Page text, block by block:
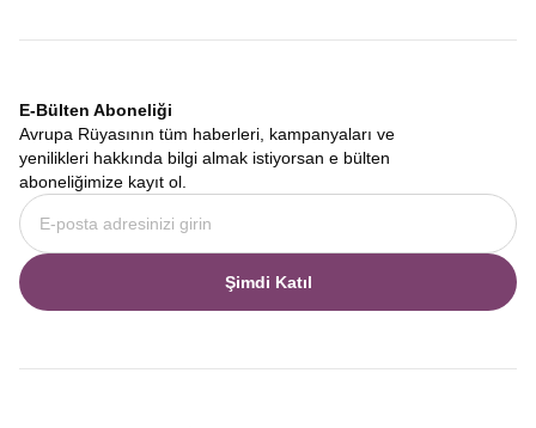
7 Gün İsviçre Almanya Turu
Zamanı kısıtlı olan ancak görmek istediği yerlerden taviz vermek
istemeyenler için hazırladığımız 7 Gün İsviçre Almanya Turu
optimum süre ve maksimum verim ilkesiyle planlanmıştır. Bir
hafta gibi kısa bir sürede, hem İsviçre’nin en önemli zirvelerini ve
göllerini hem de Almanya’nın en ünlü kasabalarını ve şatolarını
görebilmeniz için lojistik detaylar en ince ayrıntısına kadar
düşünülmüştür. Her sabah yeni bir ülkede veya şehirde
uyanmanın heyecanını yaşarken, yorucu olmayan bir tempoyla
bölgenin tadını çıkarmanız sağlanır.
E-Bülten Aboneliği
Avrupa Rüyasının tüm haberleri, kampanyaları ve
yenilikleri hakkında bilgi almak istiyorsan e bülten
aboneliğimize kayıt ol.
Şimdi Katıl